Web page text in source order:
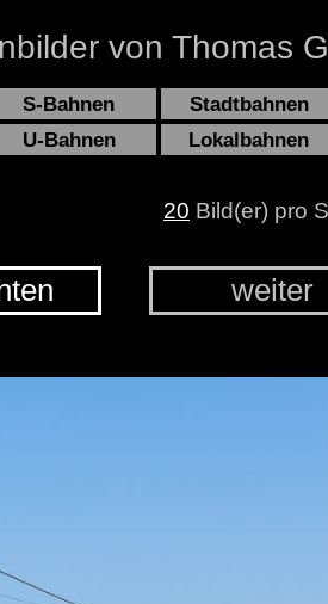
von Thomas
S-Bahnen Stadtbahnen
U-Bahnen Lokalbahnen
20 Bild(er) pro
weiter